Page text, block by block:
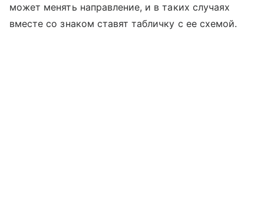
может менять направление, и в таких случаях
вместе со знаком ставят табличку с ее схемой.